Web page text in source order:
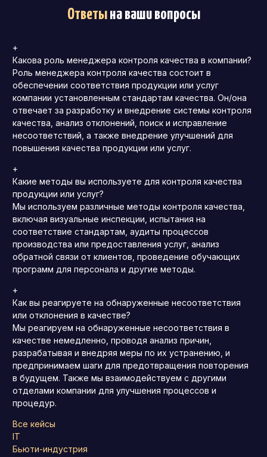
Ответына ваши вопросы
+
Какова роль менеджера контроля качества в компании?
Роль менеджера контроля качества состоит в
обеспечении соответствия продукции или услуг
компании установленным стандартам качества. Он/она
отвечает за разработку и внедрение системы контроля
качества, анализ отклонений, поиск и исправление
несоответствий, а также внедрение улучшений для
повышения качества продукции или услуг.
+
Какие методы вы используете для контроля качества
продукции или услуг?
Мы используем различные методы контроля качества,
включая визуальные инспекции, испытания на
соответствие стандартам, аудиты процессов
производства или предоставления услуг, анализ
обратной связи от клиентов, проведение обучающих
программ для персонала и другие методы.
+
Как вы реагируете на обнаруженные несоответствия
или отклонения в качестве?
Мы реагируем на обнаруженные несоответствия в
качестве немедленно, проводя анализ причин,
разрабатывая и внедряя меры по их устранению, и
предпринимаем шаги для предотвращения повторения
в будущем. Также мы взаимодействуем с другими
отделами компании для улучшения процессов и
процедур.
Все кейсы
IT
Бьюти-индустрия